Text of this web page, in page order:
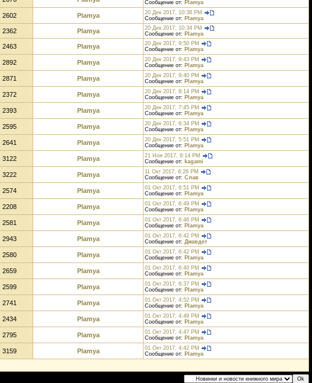
Сообщение от: Plamya
2602 Plamya
20 Дек 2017, 10:38 PM
Сообщение от: Plamya
2362 Plamya
20 Дек 2017, 10:34 PM
Сообщение от: Plamya
2463 Plamya
20 Дек 2017, 9:50 PM
Сообщение от: Plamya
2892 Plamya
20 Дек 2017, 9:43 PM
Сообщение от: Plamya
2871 Plamya
20 Дек 2017, 9:40 PM
Сообщение от: Plamya
2372 Plamya
20 Дек 2017, 8:14 PM
Сообщение от: Plamya
2393 Plamya
20 Дек 2017, 7:45 PM
Сообщение от: Plamya
2595 Plamya
20 Дек 2017, 6:34 PM
Сообщение от: Plamya
2641 Plamya
20 Дек 2017, 5:51 PM
Сообщение от: Plamya
3122 Plamya
21 Ноя 2017, 6:14 PM
Сообщение от: kagami
3222 Plamya
11 Окт 2017, 6:26 PM
Сообщение от: Слав
2574 Plamya
01 Окт 2017, 6:51 PM
Сообщение от: Plamya
2208 Plamya
01 Окт 2017, 6:49 PM
Сообщение от: Plamya
2581 Plamya
01 Окт 2017, 6:46 PM
Сообщение от: Plamya
2943 Plamya
01 Окт 2017, 6:42 PM
Сообщение от: Джавдет
2580 Plamya
01 Окт 2017, 6:42 PM
Сообщение от: Plamya
2659 Plamya
01 Окт 2017, 6:40 PM
Сообщение от: Plamya
2599 Plamya
01 Окт 2017, 6:37 PM
Сообщение от: Plamya
2741 Plamya
01 Окт 2017, 4:52 PM
Сообщение от: Plamya
2434 Plamya
01 Окт 2017, 4:49 PM
Сообщение от: Plamya
2795 Plamya
01 Окт 2017, 4:47 PM
Сообщение от: Plamya
3159 Plamya
01 Окт 2017, 4:42 PM
Сообщение от: Plamya